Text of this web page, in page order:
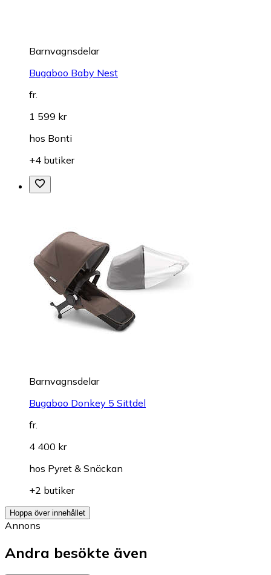
Barnvagnsdelar
Bugaboo Baby Nest
fr.
1 599 kr
hos Bonti
+4 butiker
Barnvagnsdelar
Bugaboo Donkey 5 Sittdel
fr.
4 400 kr
hos Pyret & Snäckan
+2 butiker
Hoppa över innehållet
Annons
Andra besökte även